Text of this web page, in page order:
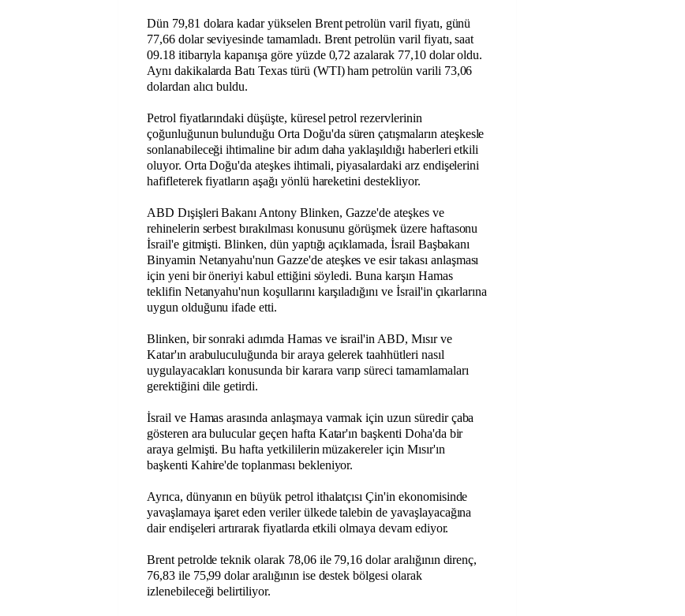
Dün 79,81 dolara kadar yükselen Brent petrolün varil fiyatı, günü
77,66 dolar seviyesinde tamamladı. Brent petrolün varil fiyatı, saat
09.18 itibarıyla kapanışa göre yüzde 0,72 azalarak 77,10 dolar oldu.
Aynı dakikalarda Batı Texas türü (WTI) ham petrolün varili 73,06
dolardan alıcı buldu.
Petrol fiyatlarındaki düşüşte, küresel petrol rezervlerinin
çoğunluğunun bulunduğu Orta Doğu'da süren çatışmaların ateşkesle
sonlanabileceği ihtimaline bir adım daha yaklaşıldığı haberleri etkili
oluyor. Orta Doğu'da ateşkes ihtimali, piyasalardaki arz endişelerini
hafifleterek fiyatların aşağı yönlü hareketini destekliyor.
ABD Dışişleri Bakanı Antony Blinken, Gazze'de ateşkes ve
rehinelerin serbest bırakılması konusunu görüşmek üzere haftasonu
İsrail'e gitmişti. Blinken, dün yaptığı açıklamada, İsrail Başbakanı
Binyamin Netanyahu'nun Gazze'de ateşkes ve esir takası anlaşması
için yeni bir öneriyi kabul ettiğini söyledi. Buna karşın Hamas
teklifin Netanyahu'nun koşullarını karşıladığını ve İsrail'in çıkarlarına
uygun olduğunu ifade etti.
Blinken, bir sonraki adımda Hamas ve israil'in ABD, Mısır ve
Katar'ın arabuluculuğunda bir araya gelerek taahhütleri nasıl
uygulayacakları konusunda bir karara varıp süreci tamamlamaları
gerektiğini dile getirdi.
İsrail ve Hamas arasında anlaşmaya varmak için uzun süredir çaba
gösteren ara bulucular geçen hafta Katar'ın başkenti Doha'da bir
araya gelmişti. Bu hafta yetkililerin müzakereler için Mısır'ın
başkenti Kahire'de toplanması bekleniyor.
Ayrıca, dünyanın en büyük petrol ithalatçısı Çin'in ekonomisinde
yavaşlamaya işaret eden veriler ülkede talebin de yavaşlayacağına
dair endişeleri artırarak fiyatlarda etkili olmaya devam ediyor.
Brent petrolde teknik olarak 78,06 ile 79,16 dolar aralığının direnç,
76,83 ile 75,99 dolar aralığının ise destek bölgesi olarak
izlenebileceği belirtiliyor.